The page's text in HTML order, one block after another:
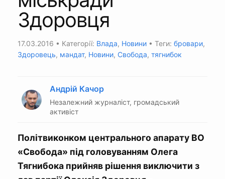
Здоровця
17.03.2016 • Категорії: Влада, Новини • Теги: бровари,
Здоровець, мандат, Новини, Свобода, тягнибок
Андрій Качор
Незалежний журналіст, громадський
активіст
Політвиконком центрального апарату ВО
«Свобода» під головуванням Олега
Тягнибока прийняв рішення виключити з